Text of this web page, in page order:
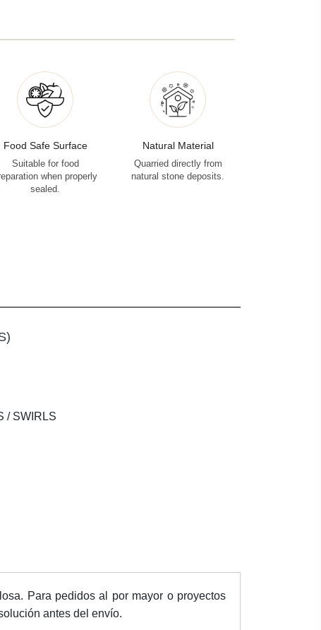
Food Safe Surface
Suitable for food
when properly
sealed.
Natural Material
Quarried directly from
natural stone deposits.
/ SWIRLS
Para pedidos al por mayor o proyectos
antes del envío.